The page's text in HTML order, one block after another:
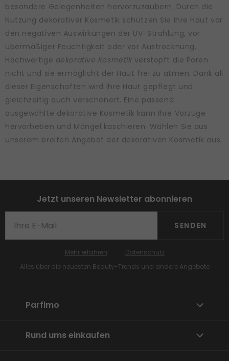
besondere Gelegenheiten hervorzuzaubern. Durch die
Nutzung dekorativer Kosmetik schützen Sie Ihre Haut vor
den negativen Auswirkungen der UV-Strahlung, vor
übermäßiger Feuchtigkeit oder vor Austrocknung.
Hochwertige dekorative Kosmetik verstopft die Poren
nicht und sie ermöglicht der Haut frei zu atmen. Dank all
dieser Eigenschaften wird Ihre Haut gepflegt und
gleichzeitig auch verschönert. Eine passend
ausgewählte dekorative Kosmetik kann Ihre Vorzüge
hervorheben und Mängel kaschieren. Wählen Sie aus
unserem breiten Angebot der dekorativen Kosmetik aus.
Jetzt unseren Newsletter abonnieren
SENDEN
Alles über die neuesten Beauty-Trends und andere Angebote
Mehr erfahren Datenschutz
Parfimo
Rund ums einkaufen